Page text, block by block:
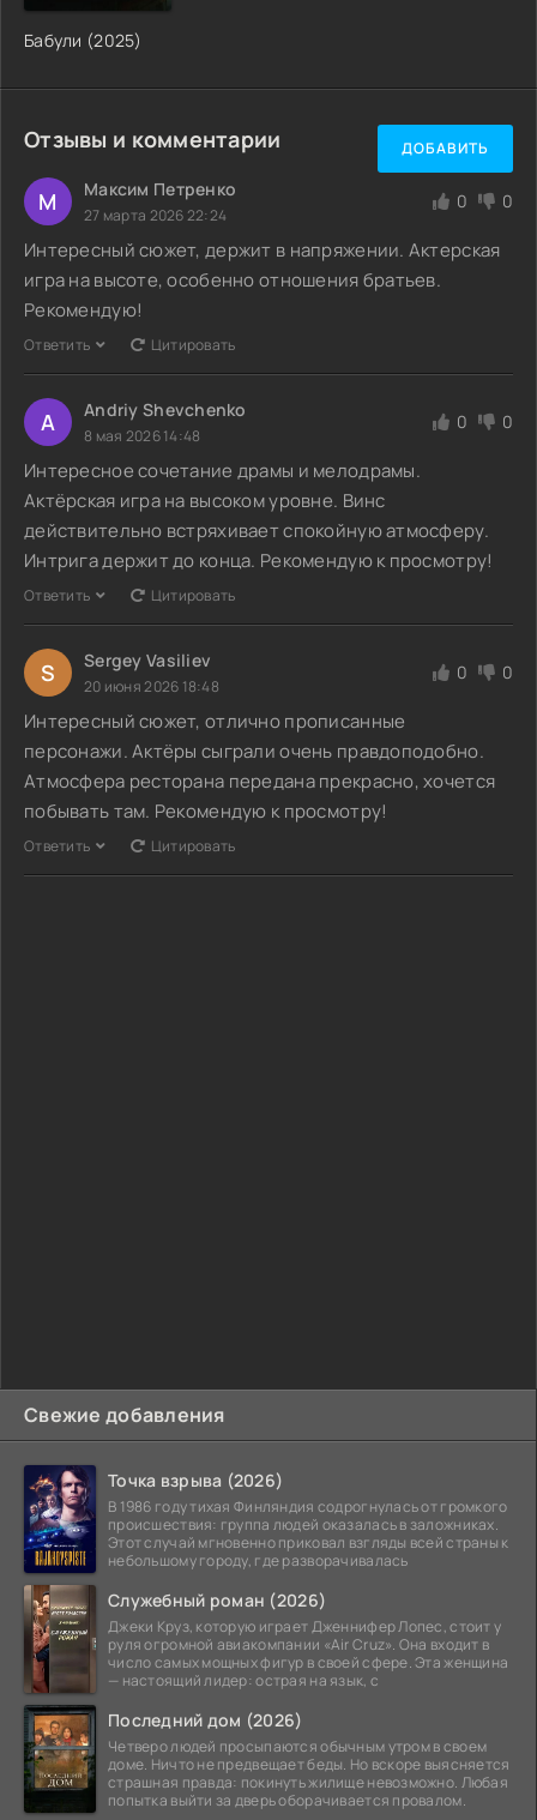
Свежие добавления
Точка взрыва (2026)
В 1986 году тихая Финляндия содрогнулась от громкого
происшествия: группа людей оказалась в заложниках.
Этот случай мгновенно приковал взгляды всей страны к
небольшому городу, где разворачивалась
Служебный роман (2026)
Джеки Круз, которую играет Дженнифер Лопес, стоит у
руля огромной авиакомпании «Air Cruz». Она входит в
число самых мощных фигур в своей сфере. Эта женщина
— настоящий лидер: острая на язык, с
Последний дом (2026)
Четверо людей просыпаются обычным утром в своем
доме. Ничто не предвещает беды. Но вскоре выясняется
страшная правда: покинуть жилище невозможно. Любая
попытка выйти за дверь оборачивается провалом.
Бабули (2025)
Отзывы и комментарии ДОБАВИТЬ
М Максим Петренко
27 марта 2026 22:24
0 0
Интересный сюжет, держит в напряжении. Актерская
игра на высоте, особенно отношения братьев.
Рекомендую!
Ответить Цитировать
A Andriy Shevchenko
8 мая 2026 14:48
0 0
Интересное сочетание драмы и мелодрамы.
Актёрская игра на высоком уровне. Винс
действительно встряхивает спокойную атмосферу.
Интрига держит до конца. Рекомендую к просмотру!
Ответить Цитировать
S Sergey Vasiliev
20 июня 2026 18:48
0 0
Интересный сюжет, отлично прописанные
персонажи. Актёры сыграли очень правдоподобно.
Атмосфера ресторана передана прекрасно, хочется
побывать там. Рекомендую к просмотру!
Ответить Цитировать